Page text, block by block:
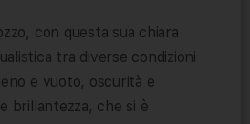
con questa sua chiara
tra diverse condizioni
e vuoto, oscurità e
brillantezza, che si è